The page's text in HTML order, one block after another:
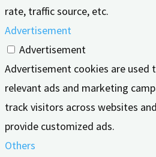
rate, traffic source, etc.
Advertisement
Advertisement
Advertisement cookies are used
relevant ads and marketing
track visitors across websites
provide customized ads.
Others